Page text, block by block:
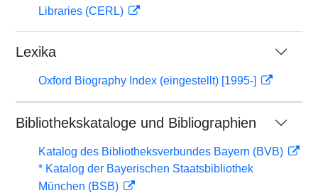
Libraries (CERL)
Lexika
Oxford Biography Index (eingestellt) [1995-]
Bibliothekskataloge und Bibliographien
Katalog des Bibliotheksverbundes Bayern (BVB)
* Katalog der Bayerischen Staatsbibliothek
München (BSB)